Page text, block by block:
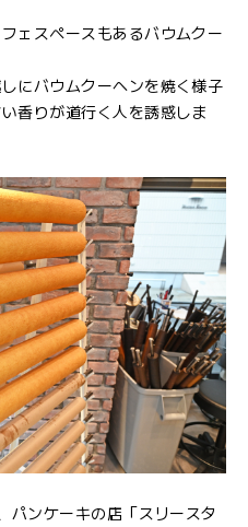
ェスペースもあるバウムクー
にバウムクーヘンを焼く様子
香りが道行く人を誘惑しま
ンケーキの店「スリースタ